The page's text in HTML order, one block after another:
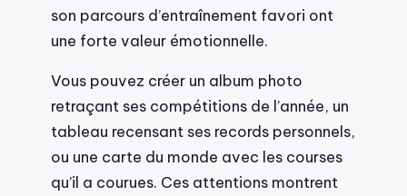
son parcours d’entraînement favori ont
une forte valeur émotionnelle.
Vous pouvez créer un album photo
retraçant ses compétitions de l’année, un
tableau recensant ses records personnels,
ou une carte du monde avec les courses
qu’il a courues. Ces attentions montrent